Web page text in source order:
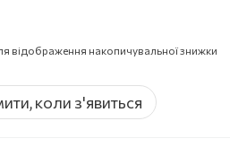
відображення накопичувальної знижки
коли з'явиться